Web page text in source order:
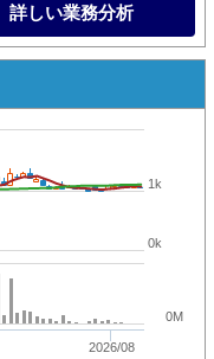
詳しい業務分析
2026/08
0k
1k
0M